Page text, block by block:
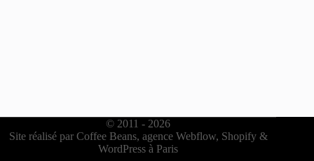
© 2011 - 2026
Site réalisé par Coffee Beans, agence Webflow, Shopify &
WordPress à Paris